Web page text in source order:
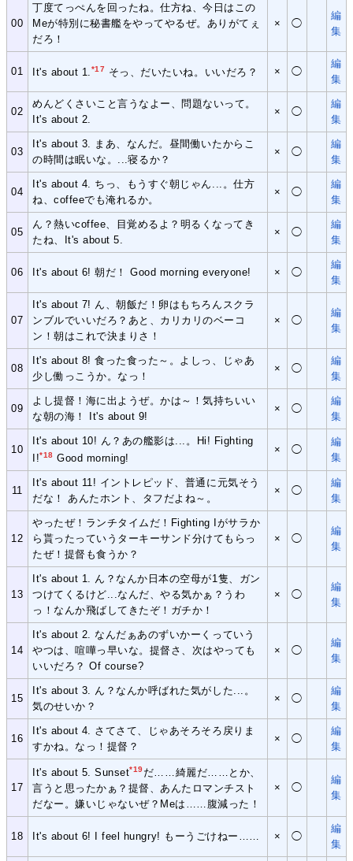
00
丁度てっぺんを回ったね。仕方ね、今日はこの
Meが特別に秘書艦をやってやるぜ。ありがてぇ
だろ！
× ◯
編
集
01 It's about 1.*17 そっ、だいたいね。いいだろ？ × ◯
編
集
02
めんどくさいこと言うなよー、問題ないって。
It's about 2.
× ◯
編
集
03
It's about 3. まあ、なんだ。昼間働いたからこ
の時間は眠いな。...寝るか？
× ◯
編
集
04
It's about 4. ちっ、もうすぐ朝じゃん...。仕方
ね、coffeeでも淹れるか。
× ◯
編
集
05
ん？熱いcoffee、目覚めるよ？明るくなってき
たね、It's about 5.
× ◯
編
集
06 It's about 6! 朝だ！ Good morning everyone! × ◯
編
集
07
It's about 7! ん、朝飯だ！卵はもちろんスクラ
ンブルでいいだろ？あと、カリカリのベーコ
ン！朝はこれで決まりさ！
× ◯
編
集
08
It's about 8! 食った食った～。よしっ、じゃあ
少し働っこうか。なっ！
× ◯
編
集
09
よし提督！海に出ようぜ。かは～！気持ちいい
な朝の海！ It's about 9!
× ◯
編
集
10
It's about 10! ん？あの艦影は...。Hi! Fighting
I!*18 Good morning!
× ◯
編
集
11
It's about 11! イントレピッド、普通に元気そう
だな！ あんたホント、タフだよね～。
× ◯
編
集
12
やったぜ！ランチタイムだ！Fighting Iがサラか
ら貰ったっていうターキーサンド分けてもらっ
たぜ！提督も食うか？
× ◯
編
集
13
It's about 1. ん？なんか日本の空母が1隻、ガン
つけてくるけど...なんだ、やる気かぁ？うわ
っ！なんか飛ばしてきたぞ！ガチか！
× ◯
編
集
14
It's about 2. なんだぁあのずいかーくっていう
やつは、喧嘩っ早いな。提督さ、次はやっても
いいだろ？ Of course?
× ◯
編
集
15
It's about 3. ん？なんか呼ばれた気がした...。
気のせいか？
× ◯
編
集
16
It's about 4. さてさて、じゃあそろそろ戻りま
すかね。なっ！提督？
× ◯
編
集
17
It's about 5. Sunset*19だ……綺麗だ……とか、
言うと思ったかぁ？提督、あんたロマンチスト
だなー。嫌いじゃないぜ？Meは……腹減った！
× ◯
編
集
18 It's about 6! I feel hungry! もーうごけねー…… × ◯
編
集